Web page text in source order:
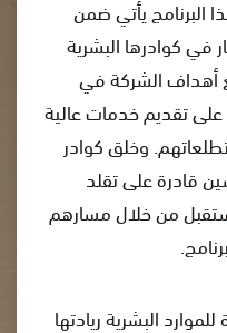
البرنامج يأتي ضمن
في كوادرها البشرية
أهداف الشركة في
على تقديم خدمات عالية
وخلق كوادر
قادرة على تقلد
من خلال مسارهم
البشرية ريادتها